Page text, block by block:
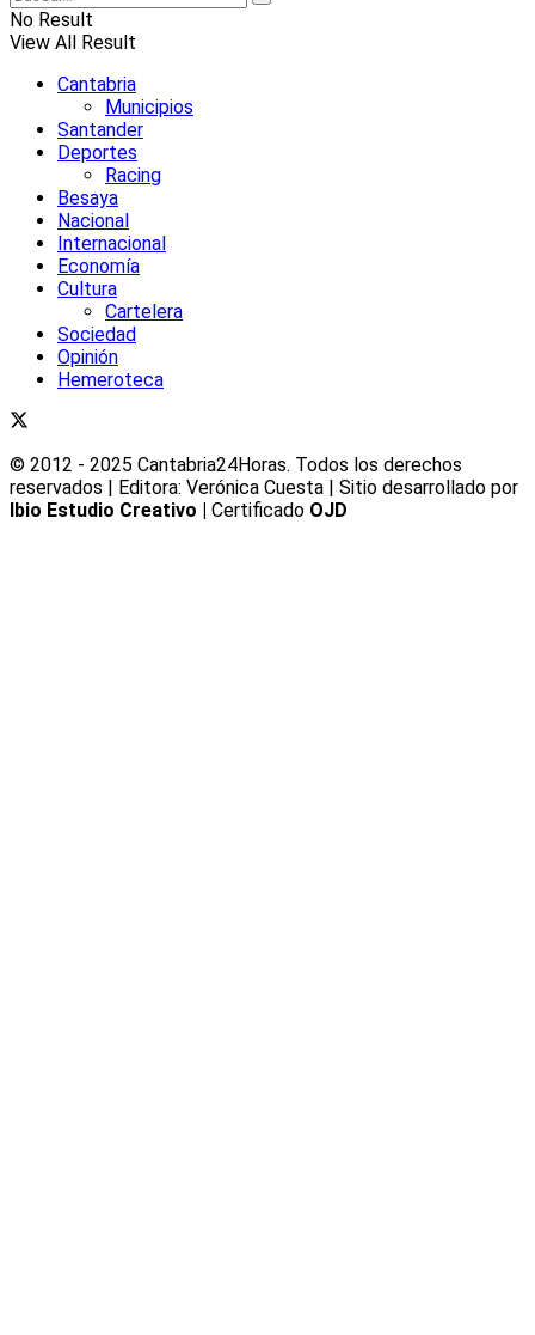
No Result
View All Result
Cantabria
Municipios
Santander
Deportes
Racing
Besaya
Nacional
Internacional
Economía
Cultura
Cartelera
Sociedad
Opinión
Hemeroteca
© 2012 - 2025 Cantabria24Horas. Todos los derechos
reservados | Editora: Verónica Cuesta | Sitio desarrollado por
Ibio Estudio Creativo | Certificado OJD